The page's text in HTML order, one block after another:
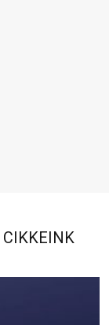
CIKKEINK